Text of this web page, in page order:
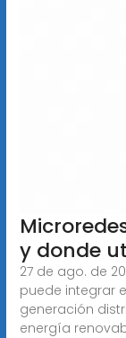
y donde
27 de ago. de
puede integrar
generación
energía